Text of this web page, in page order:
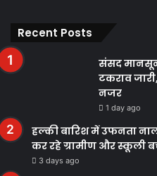
Recent Posts
संसद मानसून
टकराव
नजर
1 day ago
हल्की बारिश में उफनता
कर रहे ग्रामीण और स्कूली
3 days ago